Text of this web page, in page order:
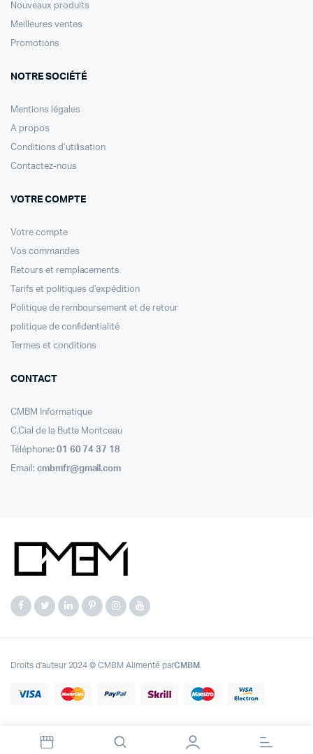
Nouveaux produits
Meilleures ventes
Promotions
NOTRE SOCIÉTÉ
Mentions légales
A propos
Conditions d’utilisation
Contactez-nous
VOTRE COMPTE
Votre compte
Vos commandes
Retours et remplacements
Tarifs et politiques d’expédition
Politique de remboursement et de retour
politique de confidentialité
Termes et conditions
CONTACT
CMBM Informatique
C.Cial de la Butte Montceau
Téléphone: 01 60 74 37 18
Email: cmbmfr@gmail.com
Droits d'auteur 2024 © CMBM Alimenté parCMBM